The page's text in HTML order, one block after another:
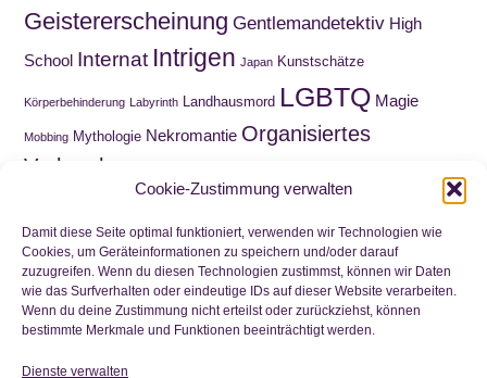
Cookie-Zustimmung verwalten
Damit diese Seite optimal funktioniert, verwenden wir Technologien wie
Cookies, um Geräteinformationen zu speichern und/oder darauf
zuzugreifen. Wenn du diesen Technologien zustimmst, können wir Daten
wie das Surfverhalten oder eindeutige IDs auf dieser Website verarbeiten.
Wenn du deine Zustimmung nicht erteilst oder zurückziehst, können
bestimmte Merkmale und Funktionen beeinträchtigt werden.
Dienste verwalten
Geistererscheinung Gentlemandetektiv High
School Internat Intrigen Japan Kunstschätze
Körperbehinderung Labyrinth Landhausmord LGBTQ Magie
Mobbing Mythologie Nekromantie Organisiertes
Verbrechen
Schatzsuche Schnitzeljagd Schottland
Schule Trauer Viktorianische Ära Wahnsinn
Waisenkind Wirtschaftskrise Wortwitz Zeitreise
Zwillinge